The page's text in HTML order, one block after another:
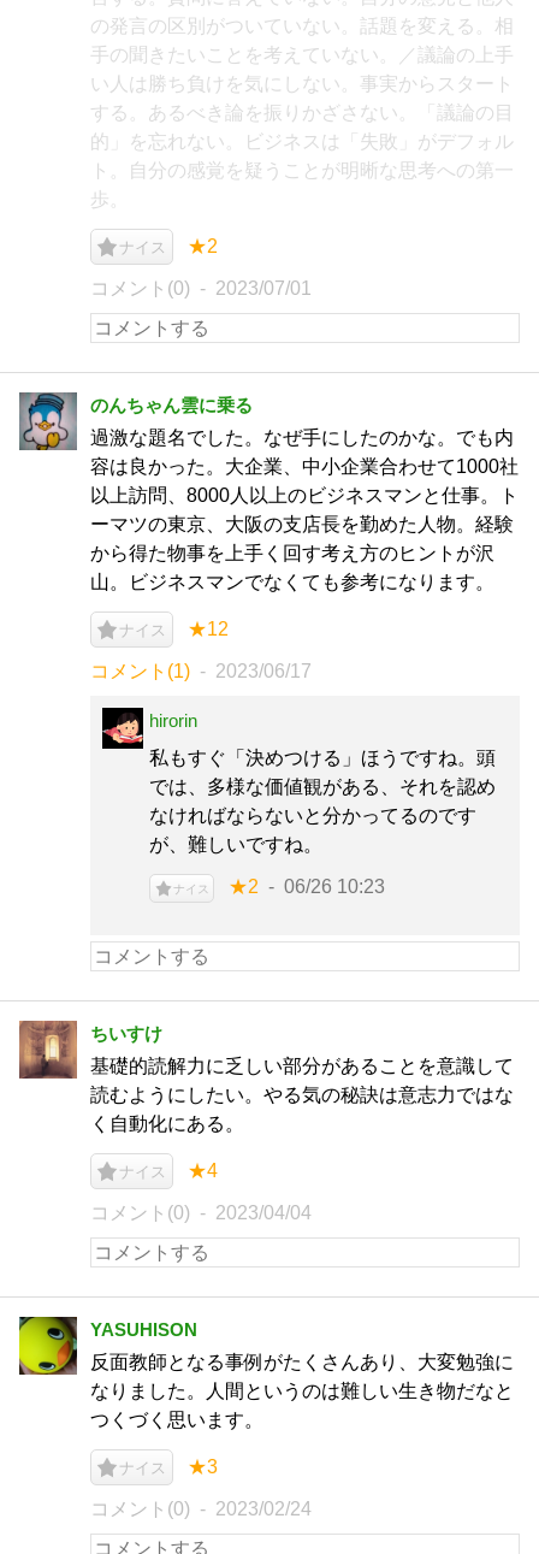
の発言の区別がついていない。話題を変える。相
手の聞きたいことを考えていない。／議論の上手
い人は勝ち負けを気にしない。事実からスタート
する。あるべき論を振りかざさない。「議論の目
的」を忘れない。ビジネスは「失敗」がデフォル
ト。自分の感覚を疑うことが明晰な思考への第一
歩。
ナイス ★2
コメント(0) 2023/07/01
のんちゃん雲に乗る
過激な題名でした。なぜ手にしたのかな。でも内
容は良かった。大企業、中小企業合わせて1000社
以上訪問、8000人以上のビジネスマンと仕事。ト
ーマツの東京、大阪の支店長を勤めた人物。経験
から得た物事を上手く回す考え方のヒントが沢
山。ビジネスマンでなくても参考になります。
ナイス ★12
コメント(1) 2023/06/17
hirorin
私もすぐ「決めつける」ほうですね。頭
では、多様な価値観がある、それを認め
なければならないと分かってるのです
が、難しいですね。
ナイス ★2 06/26 10:23
ちいすけ
基礎的読解力に乏しい部分があることを意識して
読むようにしたい。やる気の秘訣は意志力ではな
く自動化にある。
ナイス ★4
コメント(0) 2023/04/04
YASUHISON
反面教師となる事例がたくさんあり、大変勉強に
なりました。人間というのは難しい生き物だなと
つくづく思います。
ナイス ★3
コメント(0) 2023/02/24